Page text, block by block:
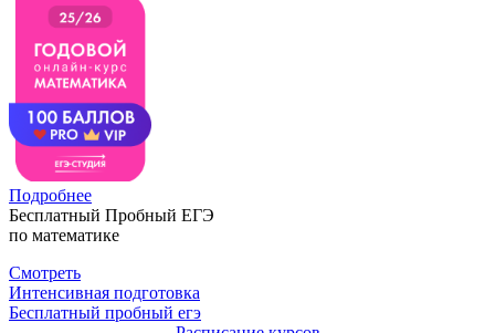
Подробнее
Бесплатный Пробный ЕГЭ
по математике
Смотреть
Интенсивная подготовка
Бесплатный пробный егэ